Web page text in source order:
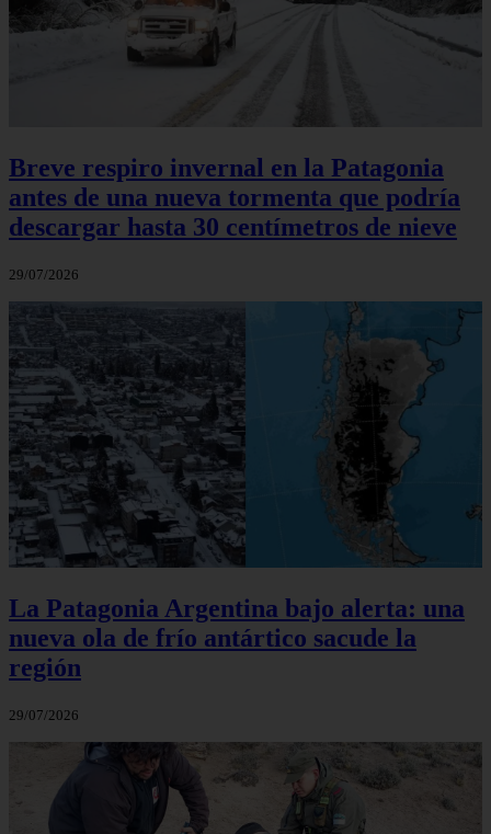
Breve respiro invernal en la Patagonia
antes de una nueva tormenta que podría
descargar hasta 30 centímetros de nieve
29/07/2026
La Patagonia Argentina bajo alerta: una
nueva ola de frío antártico sacude la
región
29/07/2026